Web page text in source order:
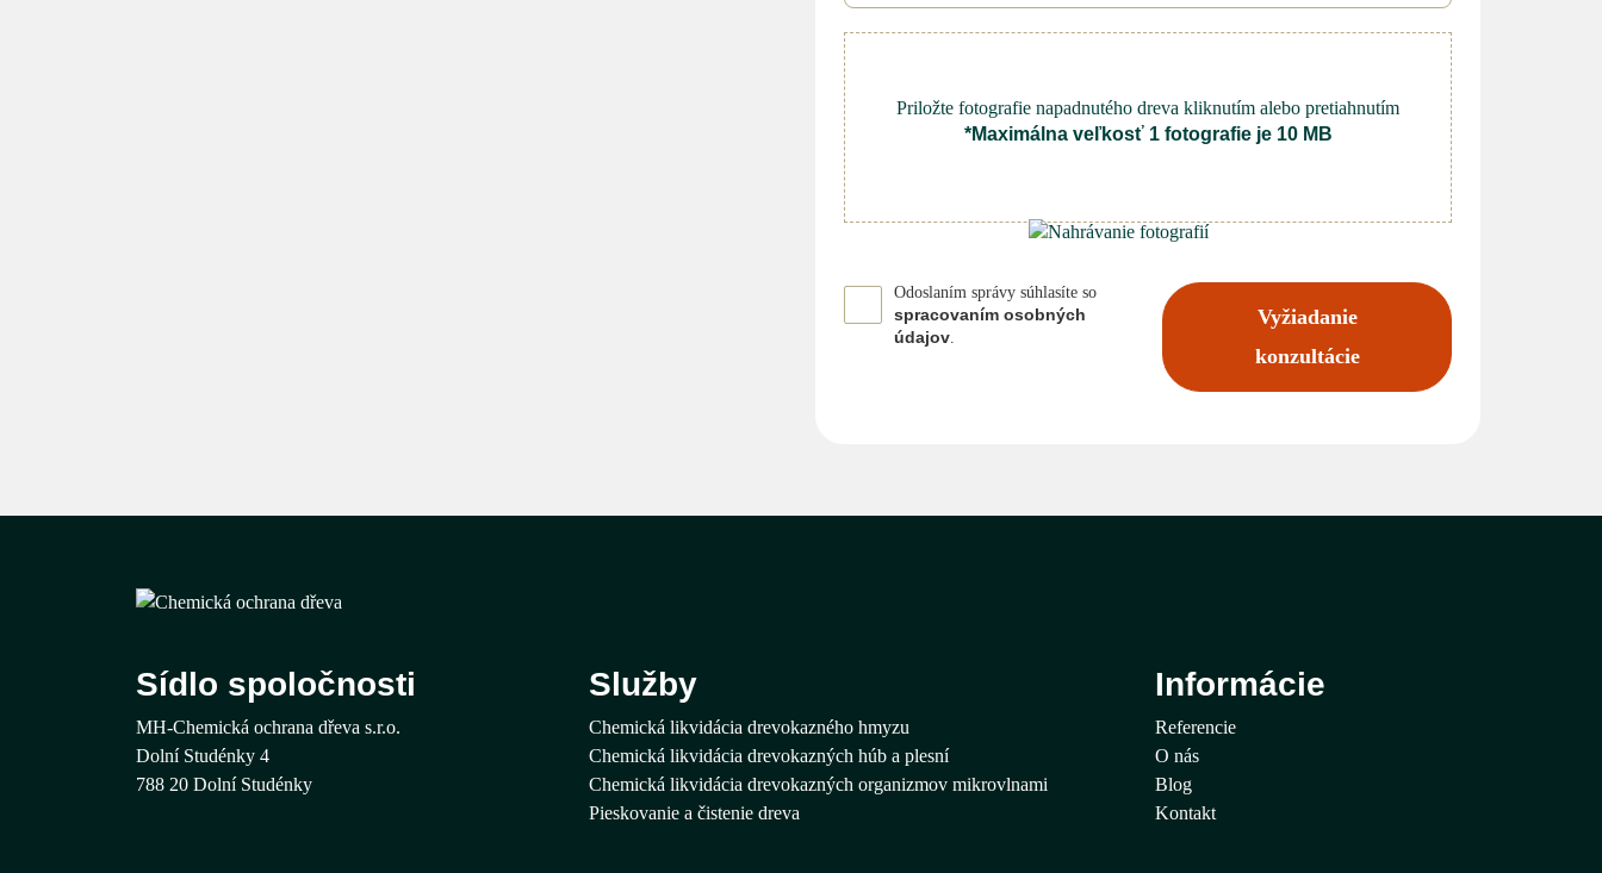
Priložte fotografie napadnutého dreva kliknutím alebo pretiahnutím
*Maximálna veľkosť 1 fotografie je 10 MB
Odoslaním správy súhlasíte so
spracovaním osobných
údajov.
Vyžiadanie
konzultácie
Sídlo spoločnosti
MH-Chemická ochrana dřeva s.r.o.
Dolní Studénky 4
788 20 Dolní Studénky
Služby
Chemická likvidácia drevokazného hmyzu
Chemická likvidácia drevokazných húb a plesní
Chemická likvidácia drevokazných organizmov mikrovlnami
Pieskovanie a čistenie dreva
Informácie
Referencie
O nás
Blog
Kontakt